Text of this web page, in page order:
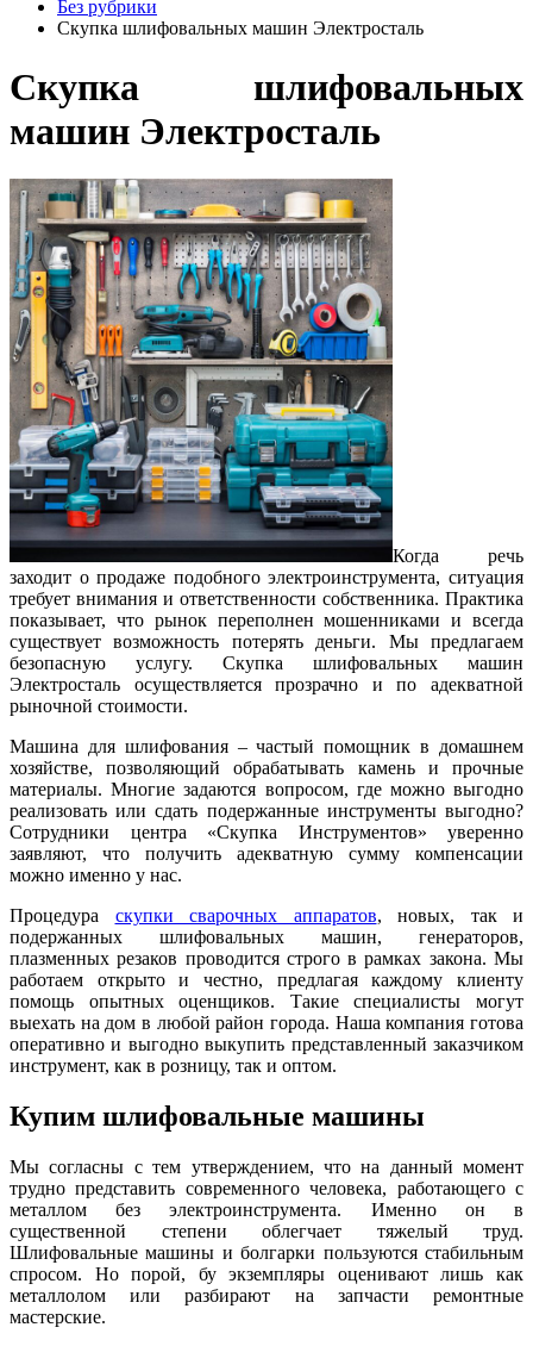
Без рубрики
Скупка шлифовальных машин Электросталь
Скупка шлифовальных
машин Электросталь
Когда речь
заходит о продаже подобного электроинструмента, ситуация
требует внимания и ответственности собственника. Практика
показывает, что рынок переполнен мошенниками и всегда
существует возможность потерять деньги. Мы предлагаем
безопасную услугу. Скупка шлифовальных машин
Электросталь осуществляется прозрачно и по адекватной
рыночной стоимости.
Машина для шлифования – частый помощник в домашнем
хозяйстве, позволяющий обрабатывать камень и прочные
материалы. Многие задаются вопросом, где можно выгодно
реализовать или сдать подержанные инструменты выгодно?
Сотрудники центра «Скупка Инструментов» уверенно
заявляют, что получить адекватную сумму компенсации
можно именно у нас.
Процедура скупки сварочных аппаратов, новых, так и
подержанных шлифовальных машин, генераторов,
плазменных резаков проводится строго в рамках закона. Мы
работаем открыто и честно, предлагая каждому клиенту
помощь опытных оценщиков. Такие специалисты могут
выехать на дом в любой район города. Наша компания готова
оперативно и выгодно выкупить представленный заказчиком
инструмент, как в розницу, так и оптом.
Купим шлифовальные машины
Мы согласны с тем утверждением, что на данный момент
трудно представить современного человека, работающего с
металлом без электроинструмента. Именно он в
существенной степени облегчает тяжелый труд.
Шлифовальные машины и болгарки пользуются стабильным
спросом. Но порой, бу экземпляры оценивают лишь как
металлолом или разбирают на запчасти ремонтные
мастерские.